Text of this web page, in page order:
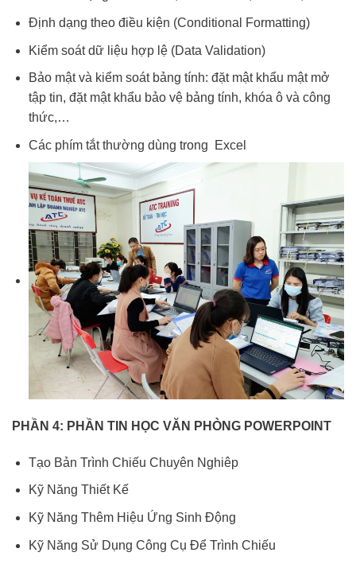
Định dạng theo điều kiện (Conditional Formatting)
Kiểm soát dữ liệu hợp lệ (Data Validation)
Bảo mật và kiểm soát bảng tính: đặt mật khẩu mật mở
tập tin, đặt mật khẩu bảo vệ bảng tính, khóa ô và công
thức,…
Các phím tắt thường dùng trong Excel
PHẦN 4: PHẦN TIN HỌC VĂN PHÒNG POWERPOINT
Tạo Bản Trình Chiếu Chuyên Nghiêp
Kỹ Năng Thiết Kế
Kỹ Năng Thêm Hiệu Ứng Sinh Động
Kỹ Năng Sử Dụng Công Cụ Để Trình Chiếu